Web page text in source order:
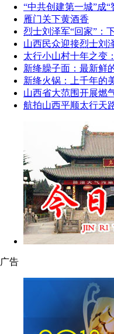
“中共创建第一城”成
雁门关下黄酒香
烈士刘泽军“回家”：
山西民众迎接烈士刘
太行小山村十年之变
新绛臊子面：最新鲜
新绛火锅：上千年的
山西省大范围开展燃
航拍山西平顺太行天
广告